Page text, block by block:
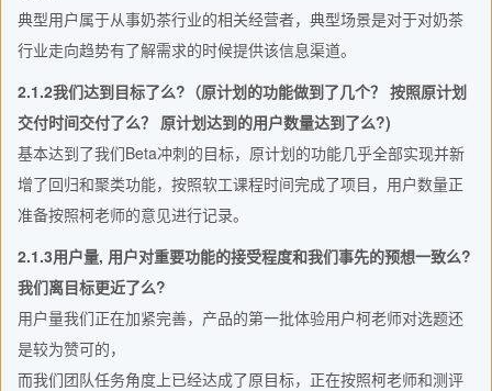
典型用户属于从事奶茶行业的相关经营者，典型场景是对于对奶茶
行业走向趋势有了解需求的时候提供该信息渠道。
2.1.2我们达到目标了么?（原计划的功能做到了几个？ 按照原计划
交付时间交付了么？ 原计划达到的用户数量达到了么?)
基本达到了我们Beta冲刺的目标，原计划的功能几乎全部实现并新
增了回归和聚类功能，按照软工课程时间完成了项目，用户数量正
准备按照柯老师的意见进行记录。
2.1.3用户量, 用户对重要功能的接受程度和我们事先的预想一致么?
我们离目标更近了么?
用户量我们正在加紧完善，产品的第一批体验用户柯老师对选题还
是较为赞可的，
而我们团队任务角度上已经达成了原目标，正在按照柯老师和测评